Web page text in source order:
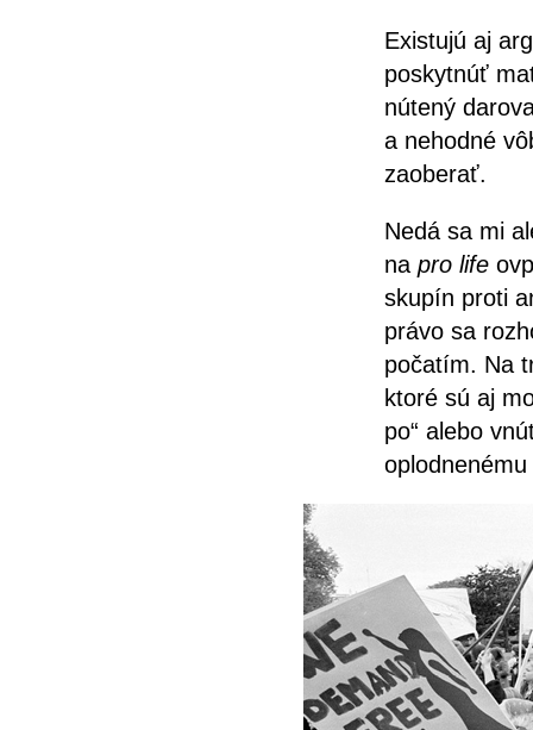
Existujú aj
poskytnúť
nútený
a nehodné
zaoberať.
Nedá sa mi
napro life
skupín proti
právo sa
počatím. Na
ktoré sú aj
po“ alebo